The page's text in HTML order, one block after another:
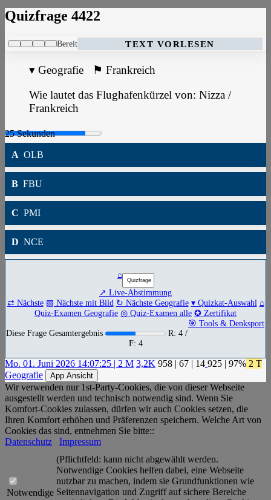
Quizfrage 4422
Bereit TEXT VORLESEN
▾ Geografie ⚑ Frankreich
Wie lautet das Flughafenkürzel von: Nizza /
Frankreich
A OLB
B FBU
C PMI
D NCE
⌂
↗ Live-Abstimmung
⇄ Nächste ▧ Nächste mit Bild ↻ Nächste Geografie ▾ Quizkat-Auswahl ⌂
Quiz-Examen Geografie ◎ Quiz-Examen alle ✪ Zertifikat
🎯 Tools & Denksport
Diese Frage Gesamtergebnis
R: 4 /
F: 4
Mo. 01. Juni 2026 14:07:25 | 2 M 3,2K 958 | 67 | 14 925 | 97% 2 T
Geografie
App Ansicht
Wir verwenden nur 1st-Party-Cookies, die von dieser Webseite
ausgestellt werden und technisch notwendig sind. Wenn Sie
Komfort-Cookies zulassen, dürfen wir auch Cookies setzen, die
Ihren Komfort erhöhen und Präferenzen speichern. Welche Art von
Cookies das sind, entnehmen Sie bitte::
Datenschutz
Impressum
Notwendige
(Pflichtfeld: kann nicht abgewählt werden.
Notwendige Cookies helfen dabei, eine Webseite
nutzbar zu machen, indem sie Grundfunktionen wie
Seitennavigation und Zugriff auf sichere Bereiche